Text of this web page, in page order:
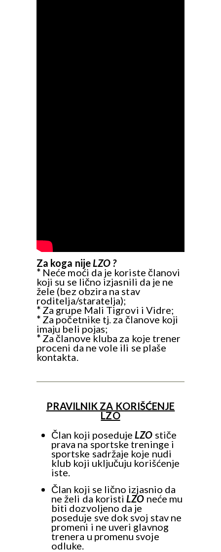
Za koga nije LZO ?
* Neće moći da je koriste članovi
koji su se lično izjasnili da je ne
žele (bez obzira na stav
roditelja/staratelja);
* Za grupe Mali Tigrovi i Vidre;
* Za početnike tj. za članove koji
imaju beli pojas;
* Za članove kluba za koje trener
proceni da ne vole ili se plaše
kontakta.
PRAVILNIK ZA KORIŠĆENJE
LZO
Član koji poseduje LZO stiče
prava na sportske treninge i
sportske sadržaje koje nudi
klub koji uključuju korišćenje
iste.
Član koji se lično izjasnio da
ne želi da koristi LZO neće mu
biti dozvoljeno da je
poseduje sve dok svoj stav ne
promeni i ne uveri glavnog
trenera u promenu svoje
odluke.